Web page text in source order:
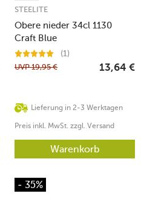
Obere nieder 34cl 1130
Craft Blue
STEELITE
(1)
Lieferung in 2-3 Werktagen
UVP19,95 € 13,64 €
Preis inkl. MwSt. zzgl. Versand
Warenkorb
- 35%